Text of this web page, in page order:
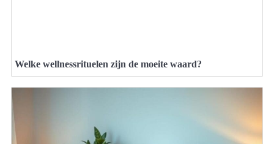
Welke wellnessrituelen zijn de moeite waard?